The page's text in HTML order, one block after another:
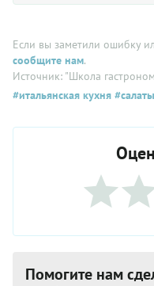
Если вы заметили ошибку
сообщите нам.
Источник: "Школа
#итальянская кухня #салаты
Помогите нам